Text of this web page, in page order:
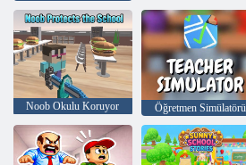
Noob Okulu Koruyor Öğretmen Simülatörü